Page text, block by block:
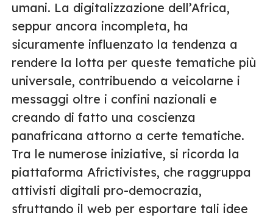
umani. La digitalizzazione dell’Africa,
seppur ancora incompleta, ha
sicuramente influenzato la tendenza a
rendere la lotta per queste tematiche più
universale, contribuendo a veicolarne i
messaggi oltre i confini nazionali e
creando di fatto una coscienza
panafricana attorno a certe tematiche.
Tra le numerose iniziative, si ricorda la
piattaforma Africtivistes, che raggruppa
attivisti digitali pro-democrazia,
sfruttando il web per esportare tali idee